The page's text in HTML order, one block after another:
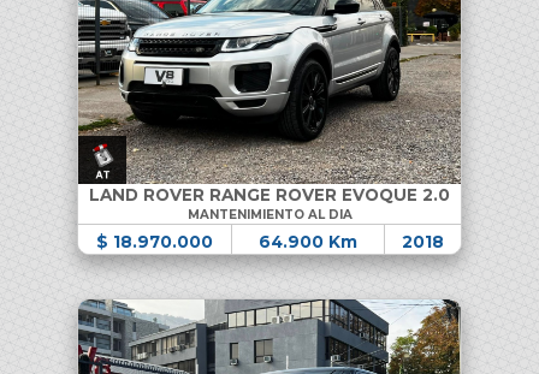
LAND ROVER RANGE ROVER EVOQUE 2.0
MANTENIMIENTO AL DIA
$ 18.970.000 64.900 Km 2018